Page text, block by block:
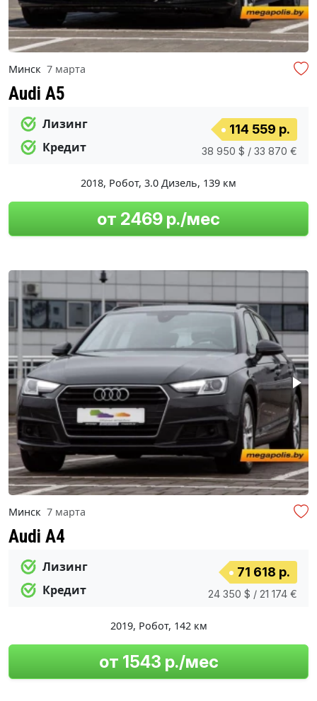
Минск 7 марта
Audi A5
Лизинг
Кредит
114 559 р.
38 950 $ / 33 870 €
2018, Робот, 3.0 Дизель, 139 км
от 2469 р./мес
Минск 7 марта
Audi A4
Лизинг
Кредит
71 618 р.
24 350 $ / 21 174 €
2019, Робот, 142 км
от 1543 р./мес